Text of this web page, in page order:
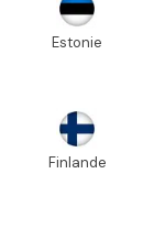
Estonie
Finlande